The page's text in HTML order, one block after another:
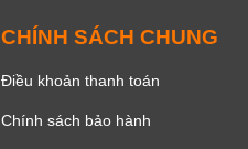
CHÍNH SÁCH CHUNG
Điều khoản thanh toán
Chính sách bảo hành